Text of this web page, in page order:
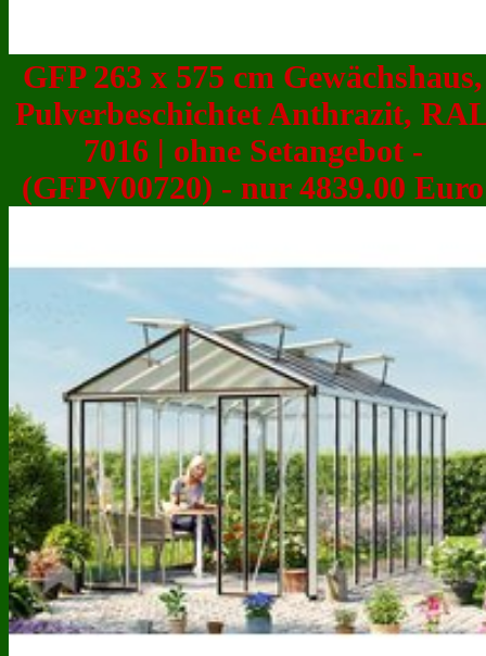
GFP 263 x 575 cm Gewächshaus,
Pulverbeschichtet Anthrazit,
7016 | ohne Setangebot -
(GFPV00720) - nur 4839.00 Euro